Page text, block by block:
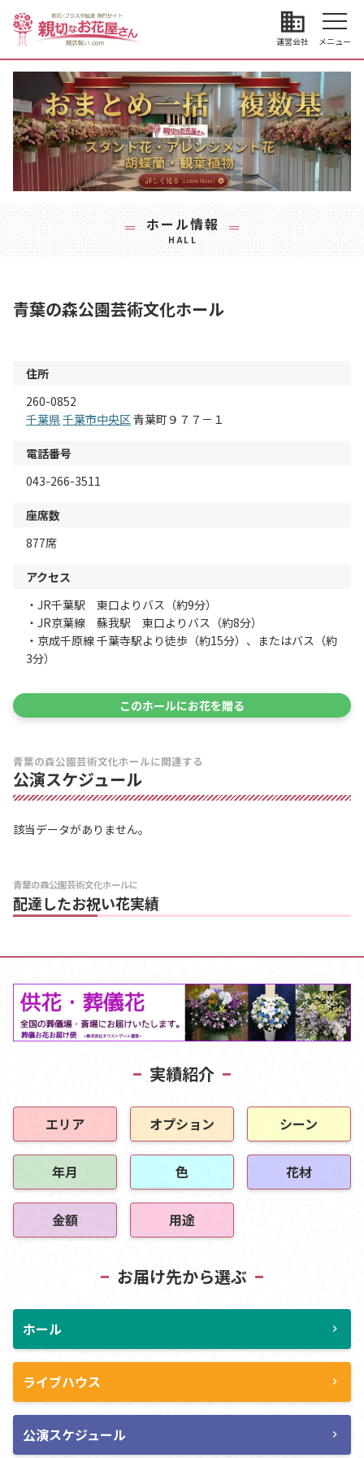
business
運営会社 メニュー
ホール情報
HALL
青葉の森公園芸術文化ホール
住所
260-0852
千葉県千葉市中央区青葉町９７７－１
電話番号
043-266-3511
座席数
877席
アクセス
・JR千葉駅 東口よりバス（約9分）
・JR京葉線 蘇我駅 東口よりバス（約8分）
・京成千原線 千葉寺駅より徒歩（約15分）、またはバス（約
3分）
このホールにお花を贈る
青葉の森公園芸術文化ホールに関連する
公演スケジュール
該当データがありません。
青葉の森公園芸術文化ホールに
配達したお祝い花実績
実績紹介
エリア オプション シーン
年月 色 花材
金額 用途
お届け先から選ぶ
ホール chevron_right
ライブハウス chevron_right
公演スケジュール chevron_right